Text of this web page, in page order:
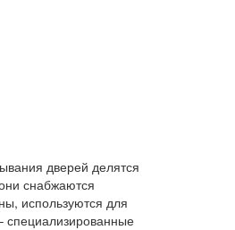
дверей делятся
снабжаются
используются для
специализированные